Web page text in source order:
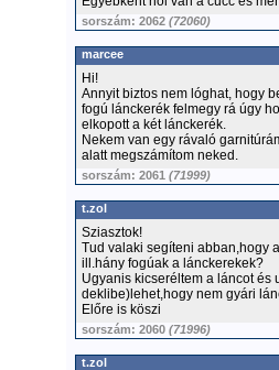
sorszám: 2062 (72060)
marcee
Hi!
Annyit biztos nem lóghat, hogy
fogú lánckerék felmegy rá úgy
elkopott a két lánckerék.
Nekem van egy rávaló
alatt megszámítom neked.
sorszám: 2061 (71999)
t.zol
Sziasztok!
Tud valaki segíteni abban,hogy
ill.hány fogúak a lánckerekek?
Ugyanis kicseréltem a láncot
deklibe)lehet,hogy nem gyári
Előre is köszi
sorszám: 2060 (71996)
t.zol